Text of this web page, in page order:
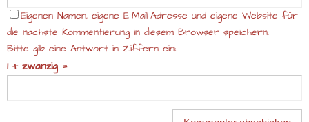
Eigenen Namen, eigene E-Mail-Adresse und eigene Website für
die nächste Kommentierung in diesem Browser speichern.
Bitte gib eine Antwort in Ziffern ein:
1 + zwanzig =